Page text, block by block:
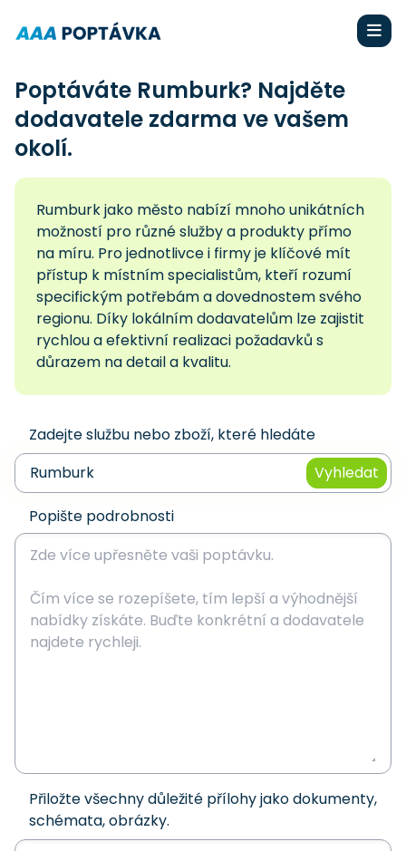
Poptáváte Rumburk? Najděte
dodavatele zdarma ve vašem
okolí.
Rumburk jako město nabízí mnoho unikátních
možností pro různé služby a produkty přímo
na míru. Pro jednotlivce i firmy je klíčové mít
přístup k místním specialistům, kteří rozumí
specifickým potřebám a dovednostem svého
regionu. Díky lokálním dodavatelům lze zajistit
rychlou a efektivní realizaci požadavků s
důrazem na detail a kvalitu.
Zadejte službu nebo zboží, které hledáte
Vyhledat
Popište podrobnosti
Přiložte všechny důležité přílohy jako dokumenty,
schémata, obrázky.